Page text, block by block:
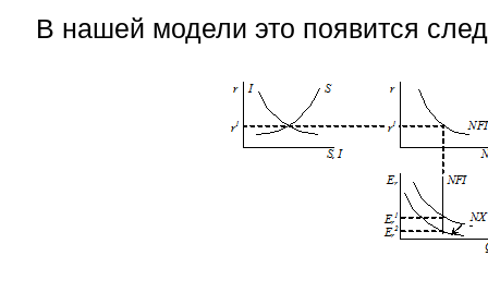
В нашей модели это появится